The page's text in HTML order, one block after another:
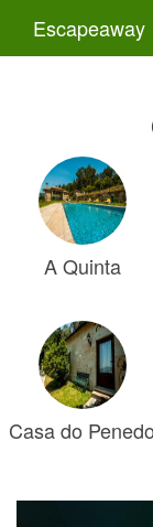
Escapeaway
A Quinta
Casa do Penedo